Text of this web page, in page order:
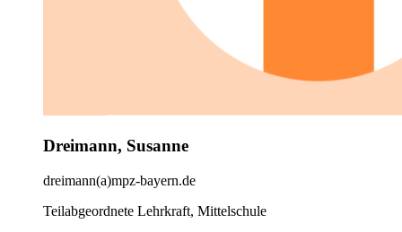
Dreimann, Susanne
dreimann(a)mpz-bayern.de
Teilabgeordnete Lehrkraft, Mittelschule